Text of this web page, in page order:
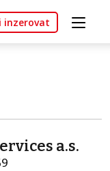
inzerovat
a.s.